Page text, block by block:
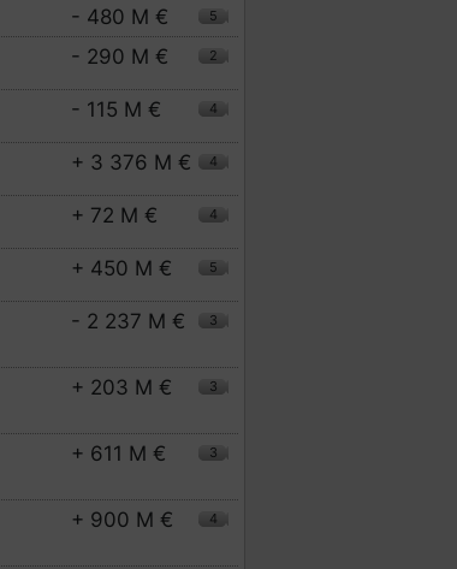
- 480 M € 5
- 290 M € 2
- 115 M € 4
+ 3 376 M € 4
+ 72 M € 4
+ 450 M € 5
- 2 237 M € 3
+ 203 M € 3
+ 611 M € 3
+ 900 M € 4